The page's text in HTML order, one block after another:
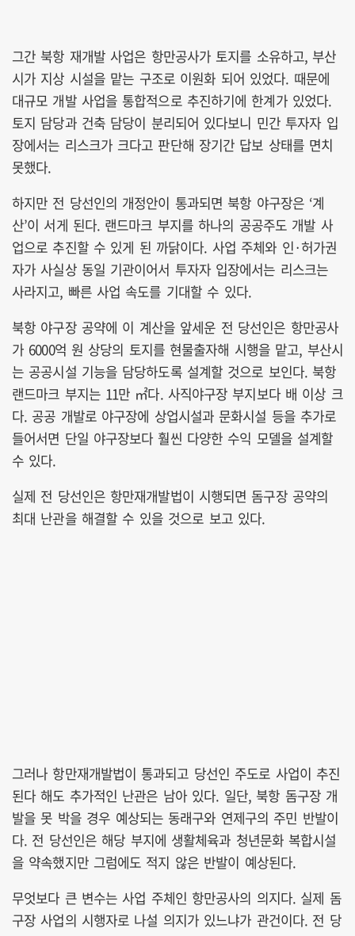
그간 북항 재개발 사업은 항만공사가 토지를 소유하고, 부산
시가 지상 시설을 맡는 구조로 이원화 되어 있었다. 때문에
대규모 개발 사업을 통합적으로 추진하기에 한계가 있었다.
토지 담당과 건축 담당이 분리되어 있다보니 민간 투자자 입
장에서는 리스크가 크다고 판단해 장기간 답보 상태를 면치
못했다.
하지만 전 당선인의 개정안이 통과되면 북항 야구장은 ‘계
산’이 서게 된다. 랜드마크 부지를 하나의 공공주도 개발 사
업으로 추진할 수 있게 된 까닭이다. 사업 주체와 인·허가권
자가 사실상 동일 기관이어서 투자자 입장에서는 리스크는
사라지고, 빠른 사업 속도를 기대할 수 있다.
북항 야구장 공약에 이 계산을 앞세운 전 당선인은 항만공사
가 6000억 원 상당의 토지를 현물출자해 시행을 맡고, 부산시
는 공공시설 기능을 담당하도록 설계할 것으로 보인다. 북항
랜드마크 부지는 11만 ㎡다. 사직야구장 부지보다 배 이상 크
다. 공공 개발로 야구장에 상업시설과 문화시설 등을 추가로
들어서면 단일 야구장보다 훨씬 다양한 수익 모델을 설계할
수 있다.
실제 전 당선인은 항만재개발법이 시행되면 돔구장 공약의
최대 난관을 해결할 수 있을 것으로 보고 있다.
그러나 항만재개발법이 통과되고 당선인 주도로 사업이 추진
된다 해도 추가적인 난관은 남아 있다. 일단, 북항 돔구장 개
발을 못 박을 경우 예상되는 동래구와 연제구의 주민 반발이
다. 전 당선인은 해당 부지에 생활체육과 청년문화 복합시설
을 약속했지만 그럼에도 적지 않은 반발이 예상된다.
무엇보다 큰 변수는 사업 주체인 항만공사의 의지다. 실제 돔
구장 사업의 시행자로 나설 의지가 있느냐가 관건이다. 전 당